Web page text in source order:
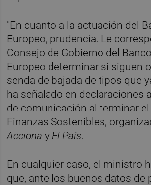
"En cuanto a la actuación del
Europeo, prudencia. Le
Consejo de Gobierno del
Europeo determinar si siguen
senda de bajada de tipos que
ha señalado en declaraciones
de comunicación al terminar
Finanzas Sostenibles,
Acciona y El País.
En cualquier caso, el ministro
que, ante los buenos datos de